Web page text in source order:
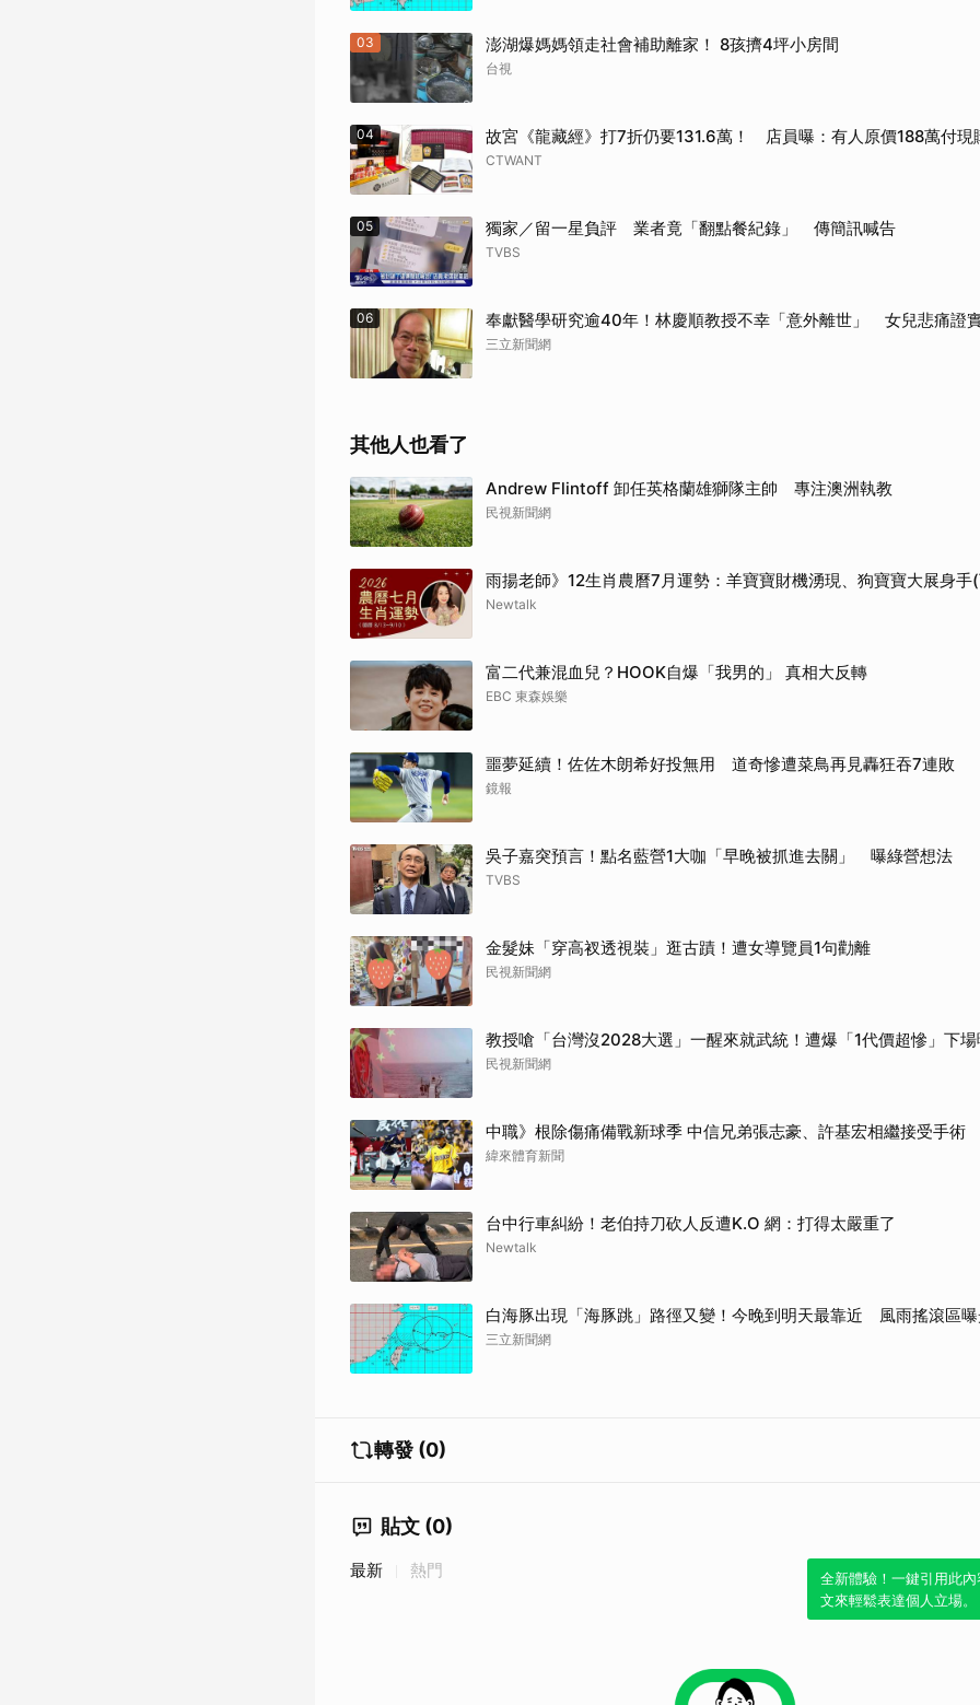
03 澎湖爆媽媽領走社會補助離家！ 8孩擠4坪小房間
台視
04 故宮《龍藏經》打7折仍要131.6萬！ 店員曝：有人原價188萬付現
CTWANT
05 獨家／留一星負評 業者竟「翻點餐紀錄」 傳簡訊喊告
TVBS
06 奉獻醫學研究逾40年！林慶順教授不幸「意外離世」 女兒悲痛證
三立新聞網
其他人也看了
Andrew Flintoff 卸任英格蘭雄獅隊主帥 專注澳洲執教
民視新聞網
雨揚老師》12生肖農曆7月運勢：羊寶寶財機湧現、狗寶寶大展身手
Newtalk
富二代兼混血兒？HOOK自爆「我男的」 真相大反轉
EBC 東森娛樂
噩夢延續！佐佐木朗希好投無用 道奇慘遭菜鳥再見轟狂吞7連敗
鏡報
吳子嘉突預言！點名藍營1大咖「早晚被抓進去關」 曝綠營想法
TVBS
金髮妹「穿高衩透視裝」逛古蹟！遭女導覽員1句勸離
民視新聞網
教授嗆「台灣沒2028大選」一醒來就武統！遭爆「1代價超慘」下
民視新聞網
中職》根除傷痛備戰新球季 中信兄弟張志豪、許基宏相繼接受手術
緯來體育新聞
台中行車糾紛！老伯持刀砍人反遭K.O 網：打得太嚴重了
Newtalk
白海豚出現「海豚跳」路徑又變！今晚到明天最靠近 風雨搖滾區
三立新聞網
轉發 (0)
貼文 (0)
全新體驗！一鍵引用此
文來輕鬆表達個人立場。
最新 熱門